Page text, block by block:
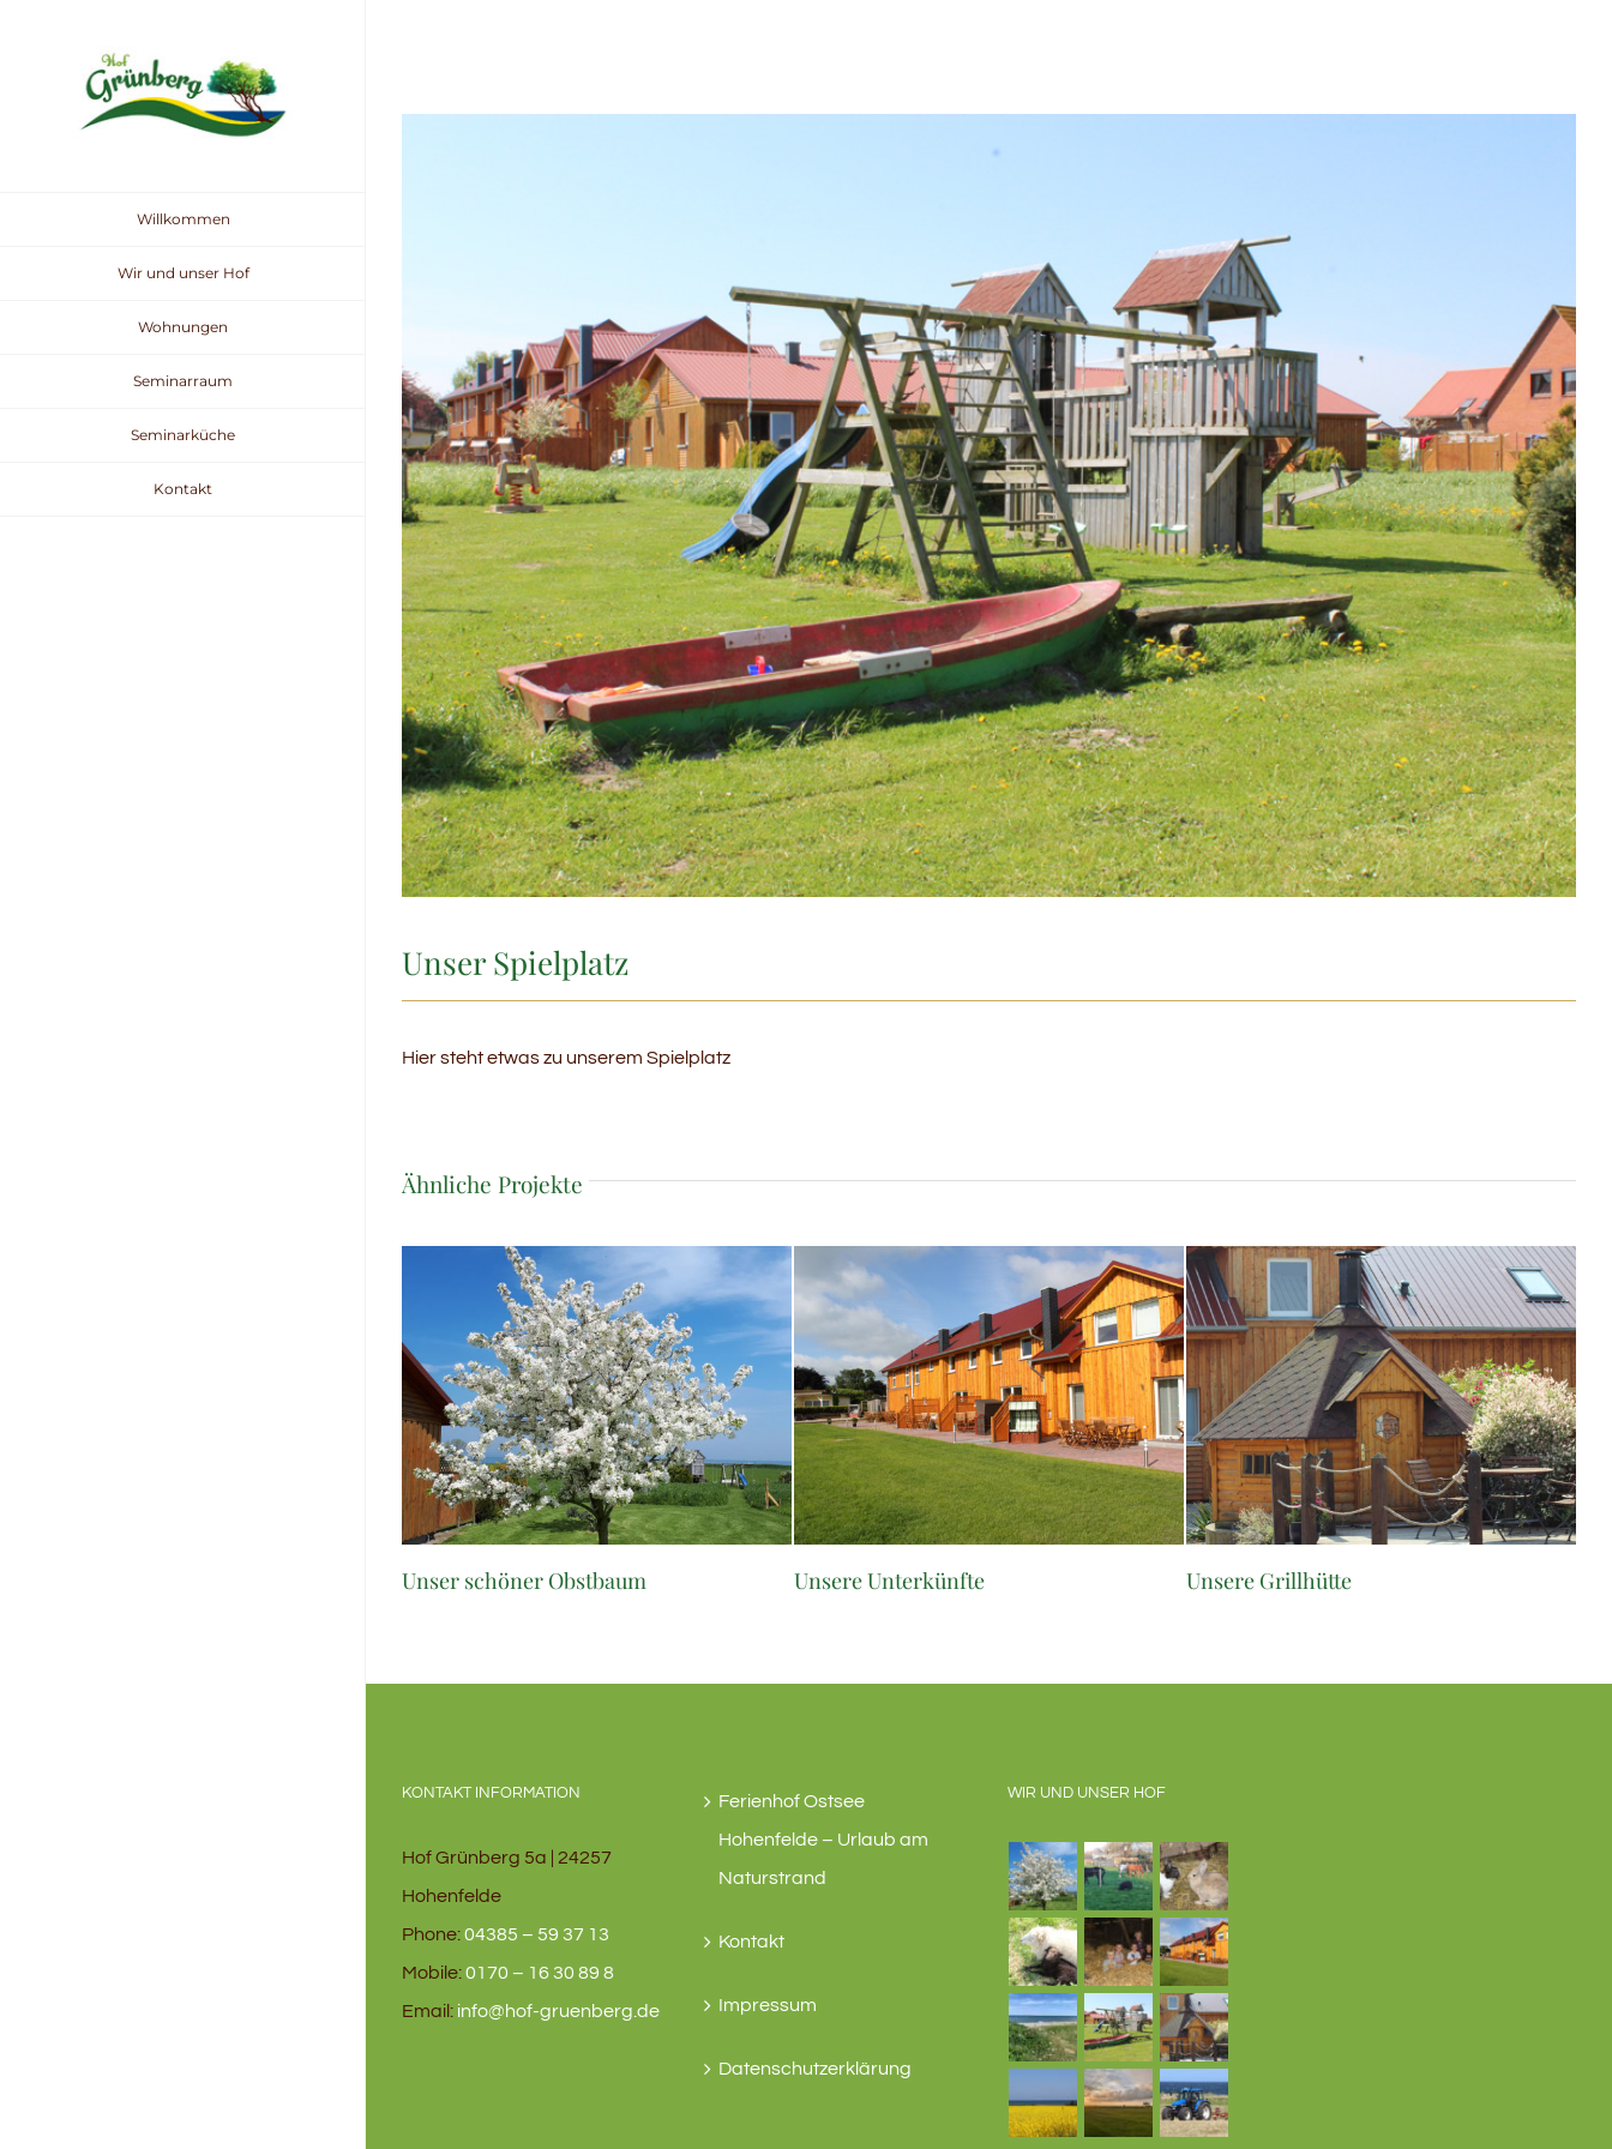
Willkommen
Wir und unser Hof
Wohnungen
Seminarraum
Seminarküche
Kontakt
Unser Spielplatz
Hier steht etwas zu unserem Spielplatz
Ähnliche Projekte
Unsere Unterkünfte Unsere Grillhütte Unser Hofstein
KONTAKT INFORMATION
Hof Grünberg 5a | 24257
Hohenfelde
Phone:04385 – 59 37 13
Mobile:0170 – 16 30 89 8
Email: info@hof-gruenberg.de
Ferienhof Ostsee
Hohenfelde – Urlaub am
Naturstrand
Kontakt
Impressum
Datenschutzerklärung
WIR UND UNSER HOF